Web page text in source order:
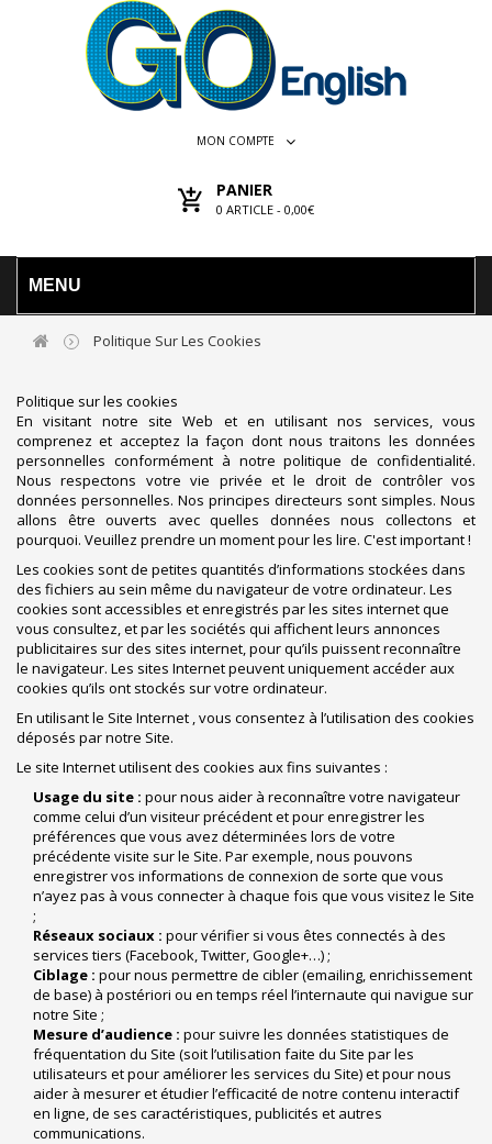
MON COMPTE
PANIER
0 ARTICLE - 0,00€
MENU
Politique Sur Les Cookies
Politique sur les cookies
En visitant notre site Web et en utilisant nos services, vous
comprenez et acceptez la façon dont nous traitons les données
personnelles conformément à notre politique de confidentialité.
Nous respectons votre vie privée et le droit de contrôler vos
données personnelles. Nos principes directeurs sont simples. Nous
allons être ouverts avec quelles données nous collectons et
pourquoi. Veuillez prendre un moment pour les lire. C'est important !
Les cookies sont de petites quantités d’informations stockées dans
des fichiers au sein même du navigateur de votre ordinateur. Les
cookies sont accessibles et enregistrés par les sites internet que
vous consultez, et par les sociétés qui affichent leurs annonces
publicitaires sur des sites internet, pour qu’ils puissent reconnaître
le navigateur. Les sites Internet peuvent uniquement accéder aux
cookies qu’ils ont stockés sur votre ordinateur.
En utilisant le Site Internet , vous consentez à l’utilisation des cookies
déposés par notre Site.
Le site Internet utilisent des cookies aux fins suivantes :
Usage du site : pour nous aider à reconnaître votre navigateur
comme celui d’un visiteur précédent et pour enregistrer les
préférences que vous avez déterminées lors de votre
précédente visite sur le Site. Par exemple, nous pouvons
enregistrer vos informations de connexion de sorte que vous
n’ayez pas à vous connecter à chaque fois que vous visitez le Site
;
Réseaux sociaux : pour vérifier si vous êtes connectés à des
services tiers (Facebook, Twitter, Google+…) ;
Ciblage : pour nous permettre de cibler (emailing, enrichissement
de base) à postériori ou en temps réel l’internaute qui navigue sur
notre Site ;
Mesure d’audience : pour suivre les données statistiques de
fréquentation du Site (soit l’utilisation faite du Site par les
utilisateurs et pour améliorer les services du Site) et pour nous
aider à mesurer et étudier l’efficacité de notre contenu interactif
en ligne, de ses caractéristiques, publicités et autres
communications.